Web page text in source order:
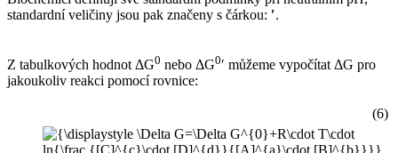
standardní veličiny jsou pak značeny s čárkou: ′.
Z tabulkových hodnot ΔG0 nebo ΔG0′ můžeme vypočítat ΔG pro
jakoukoliv reakci pomocí rovnice:
(6)